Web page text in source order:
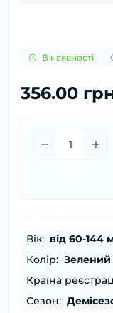
В наявності
356.00
Вік: від 60-144
Колір: Зелений
Країна
Сезон: